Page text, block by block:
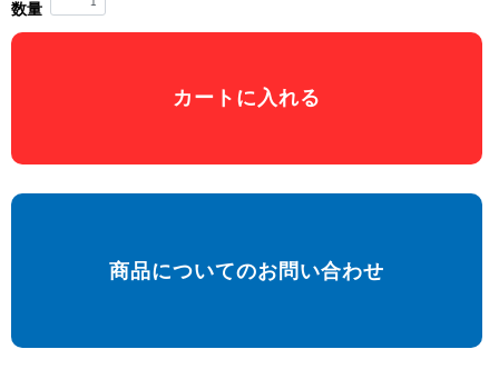
数量
カートに入れる
商品についてのお問い合わせ